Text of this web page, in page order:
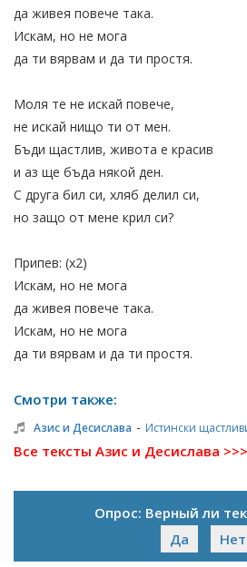
да живея повече така.
Искам, но не мога
да ти вярвам и да ти простя.
Моля те не искай повече,
не искай нищо ти от мен.
Бъди щастлив, живота е красив
и аз ще бъда някой ден.
С друга бил си, хляб делил си,
но защо от мене крил си?
Припев: (х2)
Искам, но не мога
да живея повече така.
Искам, но не мога
да ти вярвам и да ти простя.
Смотри также:
Азис и Десислава - Истински
Все тексты Азис и Десислава >>>
Опрос: Верный ли
Да
Нет